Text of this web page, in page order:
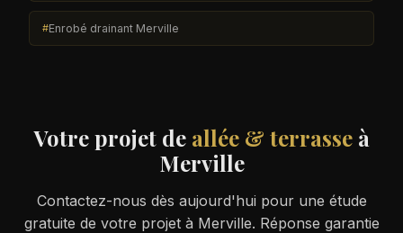
Enrobé drainant Merville
Votre projet de allée & terrasseà
Merville
Contactez-nous dès aujourd'hui pour une étude
gratuite de votre projet à Merville. Réponse garantie